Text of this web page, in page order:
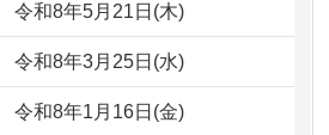
にしてきた雛人形です、供養
うですが、きちんと供養して
令和8年5月21日(木)
令和8年3月25日(水)
令和8年1月16日(金)